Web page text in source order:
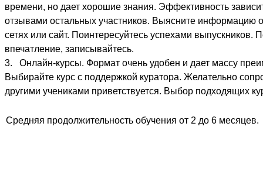
времени, но дает хорошие знания. Эффективность
отзывами остальных участников. Выясните информацию
сетях или сайт. Поинтересуйтесь успехами
впечатление, записывайтесь.
Онлайн-курсы. Формат очень удобен и дает массу
Выбирайте курс с поддержкой куратора. Желательно
другими учениками приветствуется. Выбор подходящих
Средняя продолжительность обучения от 2 до 6 месяцев.